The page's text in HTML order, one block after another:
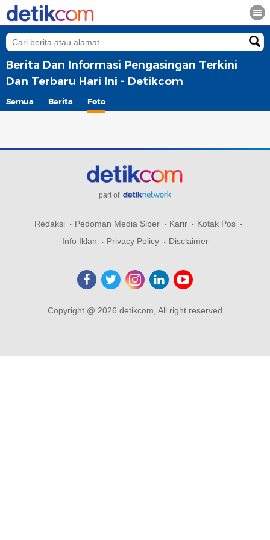
Berita Dan Informasi Pengasingan Terkini
Dan Terbaru Hari Ini - Detikcom
Semua Berita Foto
part of
Redaksi Pedoman Media Siber Karir
Kotak Pos
Info Iklan
Privacy Policy Disclaimer
Copyright @ 2026 detikcom, All right reserved